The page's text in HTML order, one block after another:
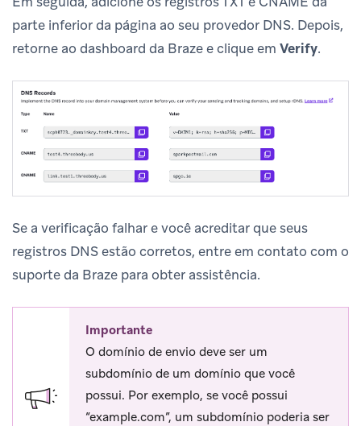
parte inferior da página ao seu provedor DNS. Depois,
retorne ao dashboard da Braze e clique em Verify.
Se a verificação falhar e você acreditar que seus
registros DNS estão corretos, entre em contato com o
suporte da Braze para obter assistência.
Importante
O domínio de envio deve ser um
subdomínio de um domínio que você
possui. Por exemplo, se você possui
“example.com”, um subdomínio poderia ser